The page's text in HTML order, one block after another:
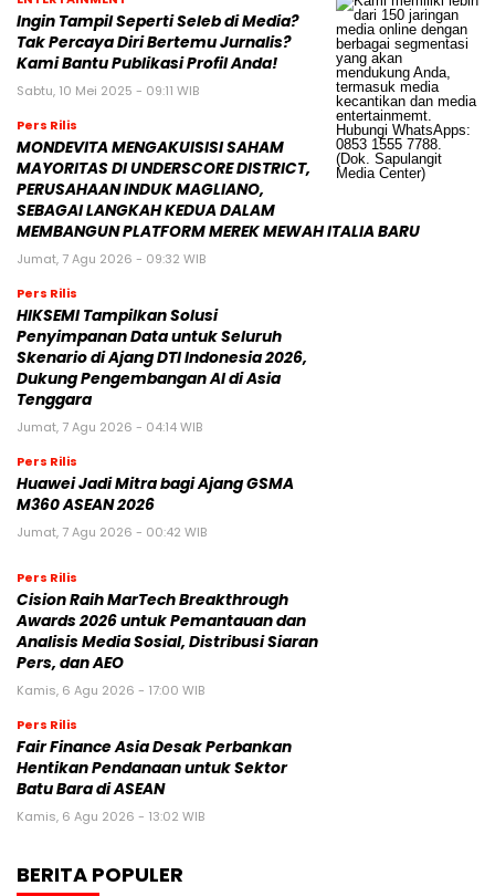
Ingin Tampil Seperti Seleb di Media?
Tak Percaya Diri Bertemu Jurnalis?
Kami Bantu Publikasi Profil Anda!
Sabtu, 10 Mei 2025 - 09:11 WIB
Pers Rilis
MONDEVITA MENGAKUISISI SAHAM
MAYORITAS DI UNDERSCORE DISTRICT,
PERUSAHAAN INDUK MAGLIANO,
SEBAGAI LANGKAH KEDUA DALAM
MEMBANGUN PLATFORM MEREK MEWAH ITALIA BARU
Jumat, 7 Agu 2026 - 09:32 WIB
Pers Rilis
HIKSEMI Tampilkan Solusi
Penyimpanan Data untuk Seluruh
Skenario di Ajang DTI Indonesia 2026,
Dukung Pengembangan AI di Asia
Tenggara
Jumat, 7 Agu 2026 - 04:14 WIB
Pers Rilis
Huawei Jadi Mitra bagi Ajang GSMA
M360 ASEAN 2026
Jumat, 7 Agu 2026 - 00:42 WIB
Pers Rilis
Cision Raih MarTech Breakthrough
Awards 2026 untuk Pemantauan dan
Analisis Media Sosial, Distribusi Siaran
Pers, dan AEO
Kamis, 6 Agu 2026 - 17:00 WIB
Pers Rilis
Fair Finance Asia Desak Perbankan
Hentikan Pendanaan untuk Sektor
Batu Bara di ASEAN
Kamis, 6 Agu 2026 - 13:02 WIB
BERITA POPULER